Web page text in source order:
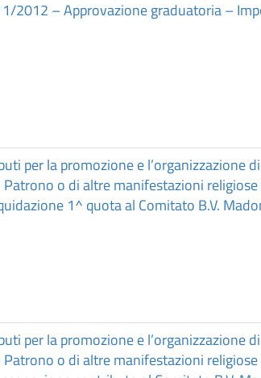
2012 – Approvazione graduatoria –
per la promozione e l’organizzazione
o di altre manifestazioni
1^ quota al Comitato B.V.
per la promozione e l’organizzazione
o di altre manifestazioni